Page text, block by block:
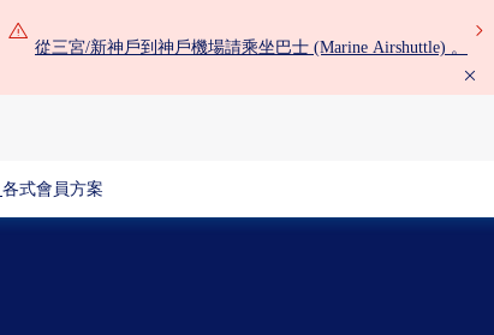
從三宮/新神戶到神戶機場請乘坐巴士 (Marine Airshuttle) 。
各式會員方案